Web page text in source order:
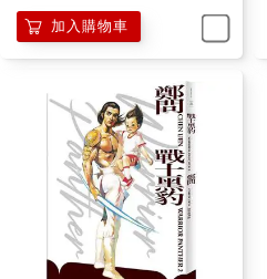
加入購物車